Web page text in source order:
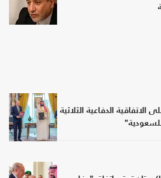
الاتفاقية الدفاعية الثلاثية